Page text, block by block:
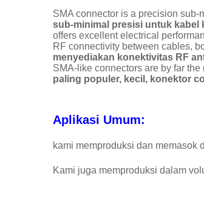
SMA connector is a precision
sub-minimal presisi untuk kabel
offers excellent electrical
RF connectivity between cables,
menyediakan konektivitas RF
SMA-like connectors are by far
paling populer, kecil, konektor
Aplikasi Umum:
kami memproduksi dan memasok
Kami juga memproduksi dalam